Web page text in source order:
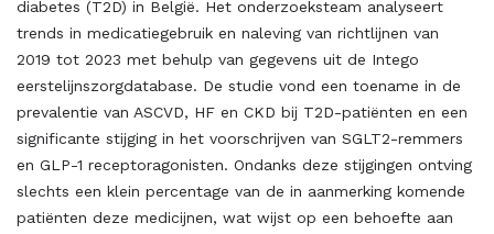
diabetes (T2D) in België. Het onderzoeksteam analyseert
trends in medicatiegebruik en naleving van richtlijnen van
2019 tot 2023 met behulp van gegevens uit de Intego
eerstelijnszorgdatabase. De studie vond een toename in de
prevalentie van ASCVD, HF en CKD bij T2D-patiënten en een
significante stijging in het voorschrijven van SGLT2-remmers
en GLP-1 receptoragonisten. Ondanks deze stijgingen ontving
slechts een klein percentage van de in aanmerking komende
patiënten deze medicijnen, wat wijst op een behoefte aan